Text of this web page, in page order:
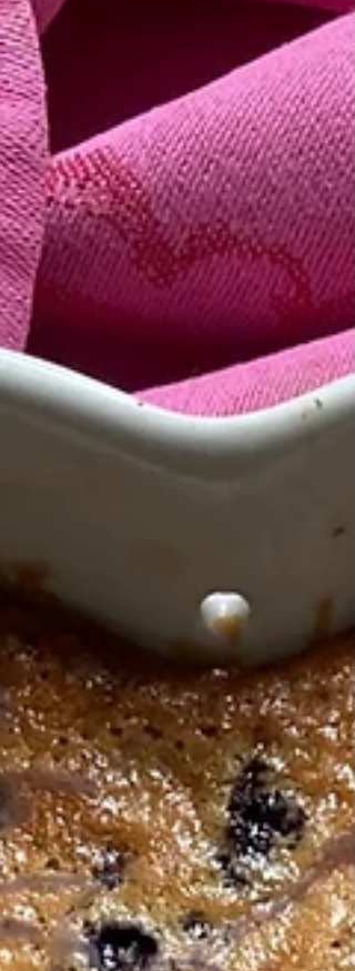
chou-fleur violet que je vous ai dessiné. J’ai
le mettre à rôtir entier au four, à la Ottolenghi,
mais j’ai eu peur qu’il perde sa belle coul